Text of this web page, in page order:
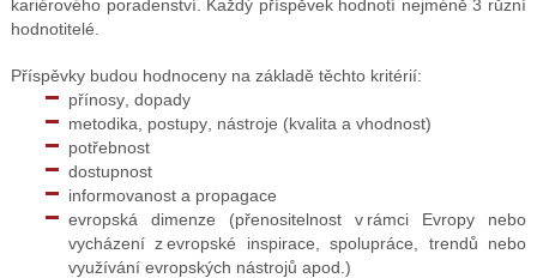
kariérového poradenství. Každý příspěvek hodnotí nejméně 3 různí
hodnotitelé.
Příspěvky budou hodnoceny na základě těchto kritérií:
přínosy, dopady
metodika, postupy, nástroje (kvalita a vhodnost)
potřebnost
dostupnost
informovanost a propagace
evropská dimenze (přenositelnost v rámci Evropy nebo
vycházení z evropské inspirace, spolupráce, trendů nebo
využívání evropských nástrojů apod.)